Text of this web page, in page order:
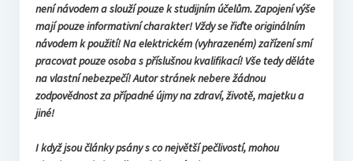
není návodem a slouží pouze k studijním účelům. Zapojení výše
mají pouze informativní charakter! Vždy se řiďte originálním
návodem k použití! Na elektrickém (vyhrazeném) zařízení smí
pracovat pouze osoba s příslušnou kvalifikací! Vše tedy děláte
na vlastní nebezpečí! Autor stránek nebere žádnou
zodpovědnost za případné újmy na zdraví, životě, majetku a
jiné!
I když jsou články psány s co největší pečlivostí, mohou